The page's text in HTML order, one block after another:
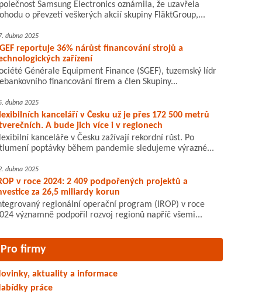
Samsung Electronics oznámila, že uzavřela
o převzetí veškerých akcií skupiny FläktGroup,...
dubna 2025
reportuje 36% nárůst financování strojů a
zařízení
Générale Equipment Finance (SGEF), tuzemský lídr
financování firem a člen Skupiny...
dubna 2025
kanceláří v Česku už je přes 172 500 metrů
A bude jich více i v regionech
kanceláře v Česku zažívají rekordní růst. Po
poptávky během pandemie sledujeme výrazné...
dubna 2025
v roce 2024: 2 409 podpořených projektů a
za 26,5 miliardy korun
regionální operační program (IROP) v roce
významně podpořil rozvoj regionů napříč všemi...
Pro firmy
aktuality a informace
práce